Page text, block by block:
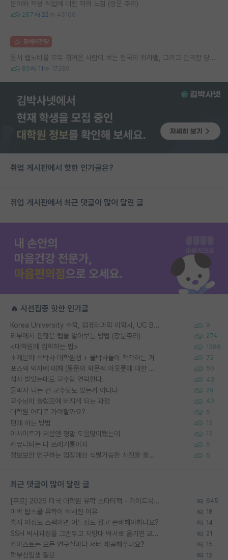
분야와 적성 직업에 대한 저의 느낌 (장문 주의)
287 22 43166
명예의전당
동서 랩노비를 모두 겪어온 사람이 보는 한국의 워라밸, 그리고 간곡한 당부의 말씀
89 11 17289
취업 게시판에서 핫한 인기글은?
취업 게시판에서 최근 댓글이 많이 달린 글
🔥 시선집중 핫한 인기글
Korea University 수학, 컴퓨터과학 이학사, UC Berkeley 산업공학 대학원 공학박사가 되는 것은 쉽지 않겠죠? 9
외부에서 괜찮은 랩을 알아보는 방법 (장문주의) 274
<대학원에 입학하는 법> 1388
소재분야 석박사 대학원생 + 물박사들이 착각하는 거 72
포스텍 억까에 대해 (동문의 학문적 아웃풋에 대한 반박) 50
석사 받았는데도 교수랑 연락한다. 43
물박사 되는 건 교수탓도 있는거 아니냐 29
교수님이 슬럼프에 빠지게 되는 과정 40
대학원 어디로 가야할까요? 5
편애 하는 방법 12
이사이트가 처음엔 정말 도움많이됐는데 13
커뮤니티는 다 쓰레기통이지 5
정보보안 연구하는 입장에선 식별가능한 사진을 올리는건 비추이긴함 5
최근 댓글이 많이 달린 글
[무료] 2026 미국 대학원 유학 스타터팩 - 가이드북 & 합격자 컨택메일 템플릿 645
미박 탑스쿨 유학이 빡세진 이유 18
혹시 이정도 스펙이면 어느정도 잡고 준비해야하나요? 14
SSH 박사과정을 그만두고 지방대 박사로 옮기면 교수의 꿈은 끝일까요? 21
카이스트는 모든 연구실마다 서버 제공해주나요? 15
학부신입생 질문 12